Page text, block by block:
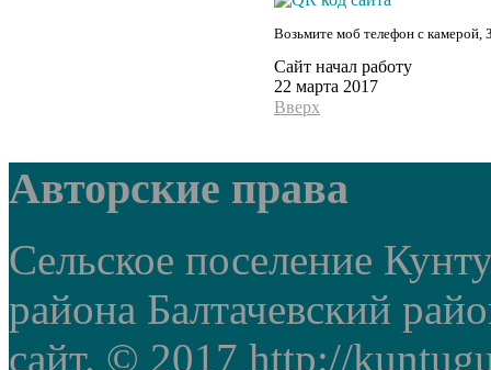
Возьмите моб телефон с камерой,
Сайт начал работу
22 марта 2017
Вверх
Авторские права
Сельское поселение
района Балтачевский
сайт. © 2017 http://